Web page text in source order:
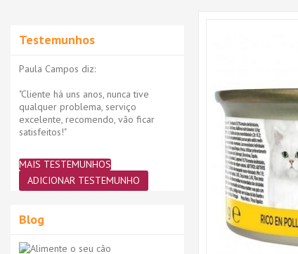
Testemunhos
Paula Campos diz:
"Cliente há uns anos, nunca tive
qualquer problema, serviço
excelente, recomendo, vão ficar
satisfeitos!"
MAIS TESTEMUNHOS
ADICIONAR TESTEMUNHO
Blog